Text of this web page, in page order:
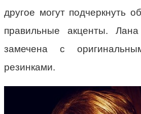
другое могут подчеркнуть
правильные акценты.
замечена с
резинками.